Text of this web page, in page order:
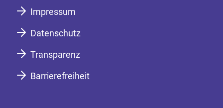
Impressum
Datenschutz
Transparenz
Barrierefreiheit